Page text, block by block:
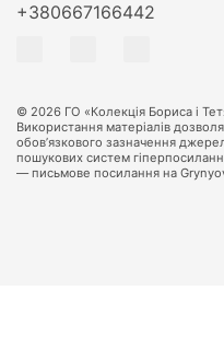
+380667166442
© 2026 ГО «Колекція Бориса і
Використання матеріалів
обов’язкового зазначення
пошукових систем
— письмове посилання на